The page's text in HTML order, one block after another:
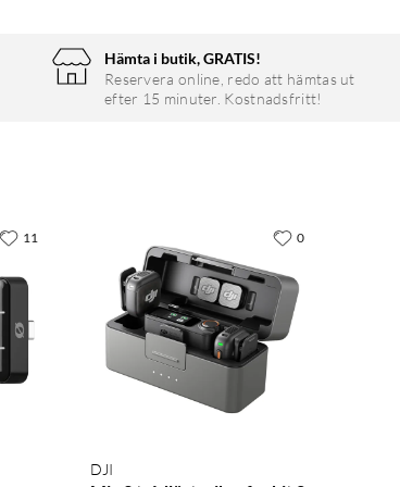
Hämta i butik, GRATIS!
Reservera online, redo att hämtas ut
efter 15 minuter. Kostnadsfritt!
11
DJI
0